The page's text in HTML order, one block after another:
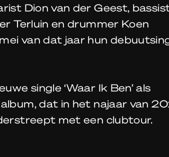
Dion van der Geest,
Terluin en drummer Koen
van dat jaar hun
single ‘Waar Ik Ben’ als
dat in het najaar van
met een clubtour.